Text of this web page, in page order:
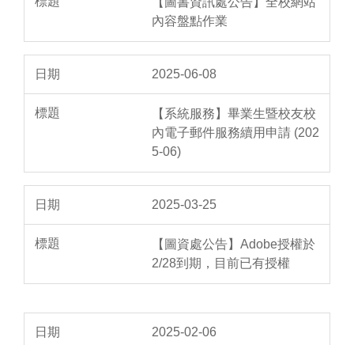
內容盤點作業
2025-06-08
【系統服務】畢業生暨校友校
內電子郵件服務續用申請 (202
5-06)
2025-03-25
【圖資處公告】Adobe授權於
2/28到期，目前已有授權
2025-02-06